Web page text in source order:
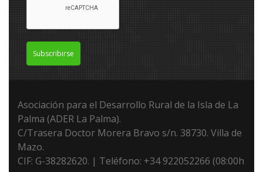
Subscribirse
Asociación para el Desarrollo Rural de la Isla de La
Palma (ADER La Palma).
C/Trasera Doctor Morera Bravo s/n. 38730. Villa de
Mazo.
CIF: G-38282620. | Teléfono: +34 922052266 (08:00h